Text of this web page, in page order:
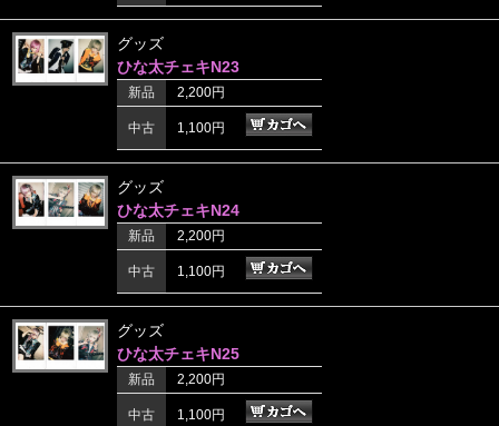
グッズ
ひな太チェキN23
新品 2,200円
中古 1,100円
グッズ
ひな太チェキN24
新品 2,200円
中古 1,100円
グッズ
ひな太チェキN25
新品 2,200円
中古 1,100円